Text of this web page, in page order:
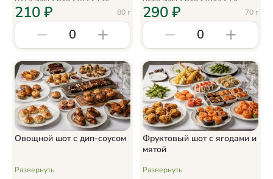
80 г
210₽
0
70 г
290₽
0
Овощной шот с дип-соусом
Развернуть
Фруктовый шот с ягодами и
мятой
Развернуть